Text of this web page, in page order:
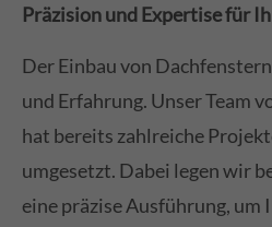
Präzision und Expertise für
Der Einbau von
und Erfahrung. Unser Team
hat bereits zahlreiche
umgesetzt. Dabei legen wir
eine präzise Ausführung, um